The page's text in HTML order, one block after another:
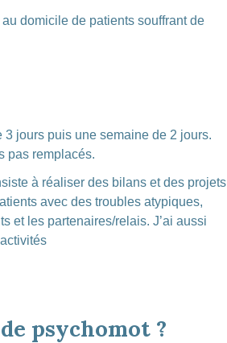
domicile de patients souffrant de
3 jours puis une semaine de 2 jours.
pas remplacés.
à réaliser des bilans et des projets
avec des troubles atypiques,
et les partenaires/relais. J’ai aussi
psychomot ?